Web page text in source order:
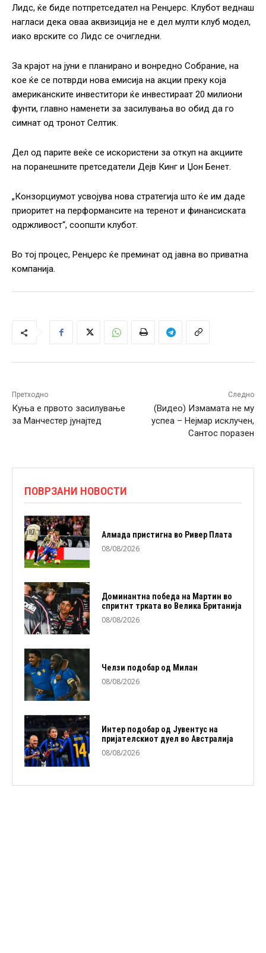
Лидс, ќе биде потпретседател на Ренџерс. Клубот веднаш
нагласи дека оваа аквизиција не е дел мулти клуб модел,
иако врските со Лидс се очигледни.
За крајот на јуни е планирано и вонредно Собрание, на
кое ќе се потврди нова емисија на акции преку која
американските инвеститори ќе инвестираат 20 милиони
фунти, главно наменети за засилувања во обид да го
симнат од тронот Селтик.
Дел од парите веќе се искористени за откуп на акциите
на поранешните претседатели Дејв Кинг и Џон Бенет.
„Конзорциумот усвојува нова стратегија што ќе им даде
приоритет на перформансите на теренот и финансиската
одржливост“, соопшти клубот.
Во тој процес, Ренџерс ќе преминат од јавна во приватна
компанија.
Претходно
Куња е првото засилување
за Манчестер јунајтед
Следно
(Видео) Измамата не му
успеа – Нејмар исклучен,
Сантос поразен
ПОВРЗАНИ НОВОСТИ
Алмада пристигна во Ривер Плата
08/08/2026
Доминантна победа на Мартин во
спритнт трката во Велика Британија
08/08/2026
Челзи подобaр од Милан
08/08/2026
Интер подобар од Јувентус на
пријателскиот дуел во Австралија
08/08/2026